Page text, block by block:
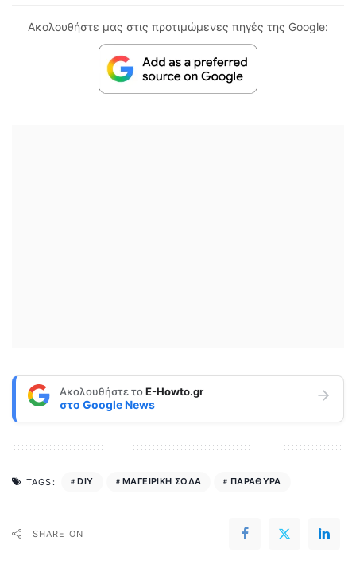
Ακολουθήστε μας στις προτιμώμενες πηγές της Google:
Ακολουθήστε τοE-Howto.gr
στο Google News
TAGS: DIY ΜΑΓΕΙΡΙΚΗ ΣΟΔΑ ΠΑΡΑΘΥΡΑ
SHARE ON